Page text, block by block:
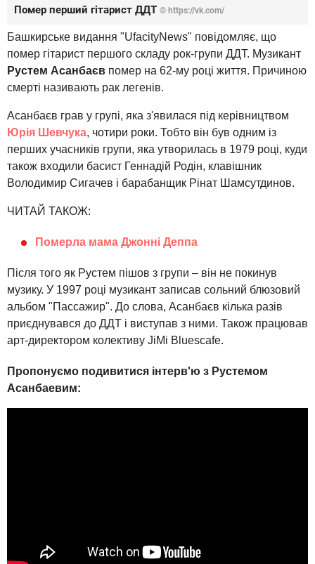
Помер перший гітарист ДДТ © https://vk.com/
Башкирське видання "UfacityNews" повідомляє, що
помер гітарист першого складу рок-групи ДДТ. Музикант
Рустем Асанбаєв помер на 62-му році життя. Причиною
смерті називають рак легенів.
Асанбаєв грав у групі, яка з'явилася під керівництвом
Юрія Шевчука, чотири роки. Тобто він був одним із
перших учасників групи, яка утворилась в 1979 році, куди
також входили басист Геннадій Родін, клавішник
Володимир Сигачев і барабанщик Рінат Шамсутдинов.
ЧИТАЙ ТАКОЖ:
Померла мама Джонні Деппа
Після того як Рустем пішов з групи – він не покинув
музику. У 1997 році музикант записав сольний блюзовий
альбом "Пассажир". До слова, Асанбаєв кілька разів
приєднувався до ДДТ і виступав з ними. Також працював
арт-директором колективу JiMi Bluescafe.
Пропонуємо подивитися інтерв'ю з Рустемом
Асанбаевим: